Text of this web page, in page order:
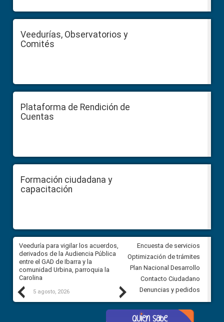
Veedurías, Observatorios y
Comités
Plataforma de Rendición de
Cuentas
Formación ciudadana y
capacitación
Previous
Veeduría para vigilar los acuerdos,
derivados de la Audiencia Pública
entre el GAD de Ibarra y la
comunidad Urbina, parroquia la
Carolina
5 agosto, 2026
CPCCS convoca a Veeduría
Ciudadana para vigilar el
5 agosto, 2026
Next
Encuesta de servicios
Optimización de trámites
Plan Nacional Desarrollo
Contacto Ciudadano
Denuncias y pedidos